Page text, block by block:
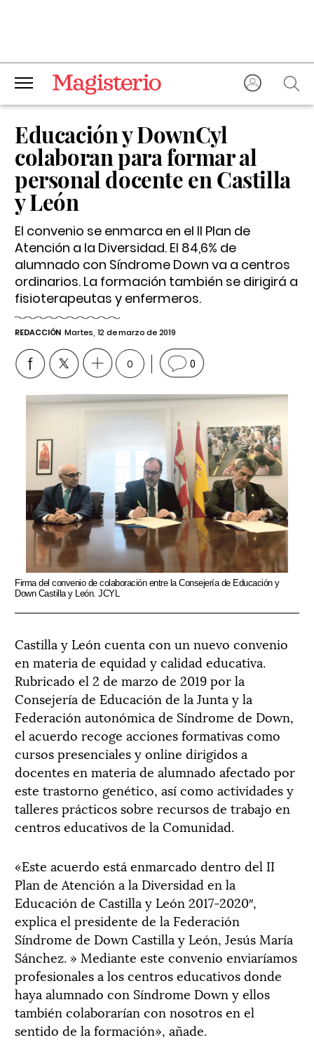
Educación y DownCyl
colaboran para formar al
personal docente en Castilla
y León
El convenio se enmarca en el II Plan de
Atención a la Diversidad. El 84,6% de
alumnado con Síndrome Down va a centros
ordinarios. La formación también se dirigirá a
fisioterapeutas y enfermeros.
REDACCIÓN Martes, 12 de marzo de 2019
0 0
Firma del convenio de colaboración entre la Consejería de Educación y
Down Castilla y León. JCYL
Castilla y León cuenta con un nuevo convenio
en materia de equidad y calidad educativa.
Rubricado el 2 de marzo de 2019 por la
Consejería de Educación de la Junta y la
Federación autonómica de Síndrome de Down,
el acuerdo recoge acciones formativas como
cursos presenciales y online dirigidos a
docentes en materia de alumnado afectado por
este trastorno genético, así como actividades y
talleres prácticos sobre recursos de trabajo en
centros educativos de la Comunidad.
«Este acuerdo está enmarcado dentro del II
Plan de Atención a la Diversidad en la
Educación de Castilla y León 2017-2020″,
explica el presidente de la Federación
Síndrome de Down Castilla y León, Jesús María
Sánchez. » Mediante este convenio enviaríamos
profesionales a los centros educativos donde
haya alumnado con Síndrome Down y ellos
también colaborarían con nosotros en el
sentido de la formación», añade.